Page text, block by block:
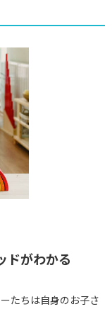
ドがわかる
たちは自身のお子さ